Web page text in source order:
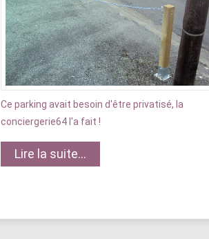
Ce parking avait besoin d'être privatisé, la
conciergerie64 l'a fait !
Lire la suite...